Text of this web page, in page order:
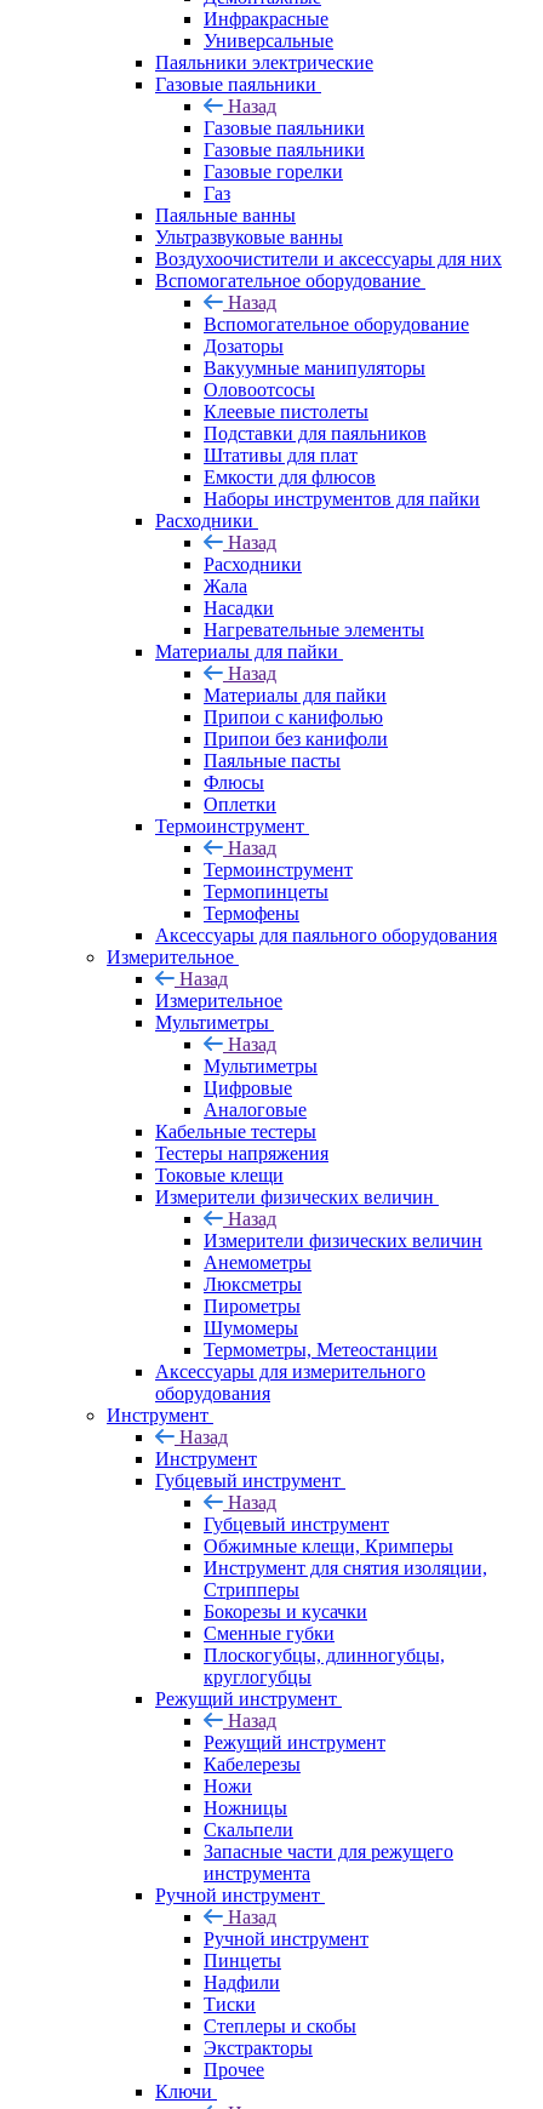
Инфракрасные
Универсальные
Паяльники электрические
Газовые паяльники
Назад
Газовые паяльники
Газовые паяльники
Газовые горелки
Газ
Паяльные ванны
Ультразвуковые ванны
Воздухоочистители и аксессуары для них
Вспомогательное оборудование
Назад
Вспомогательное оборудование
Дозаторы
Вакуумные манипуляторы
Оловоотсосы
Клеевые пистолеты
Подставки для паяльников
Штативы для плат
Емкости для флюсов
Наборы инструментов для пайки
Расходники
Назад
Расходники
Жала
Насадки
Нагревательные элементы
Материалы для пайки
Назад
Материалы для пайки
Припои с канифолью
Припои без канифоли
Паяльные пасты
Флюсы
Оплетки
Термоинструмент
Назад
Термоинструмент
Термопинцеты
Термофены
Аксессуары для паяльного оборудования
Измерительное
Назад
Измерительное
Мультиметры
Назад
Мультиметры
Цифровые
Аналоговые
Кабельные тестеры
Тестеры напряжения
Токовые клещи
Измерители физических величин
Назад
Измерители физических величин
Анемометры
Люксметры
Пирометры
Шумомеры
Термометры, Метеостанции
Аксессуары для измерительного
оборудования
Инструмент
Назад
Инструмент
Губцевый инструмент
Назад
Губцевый инструмент
Обжимные клещи, Кримперы
Инструмент для снятия изоляции,
Стрипперы
Бокорезы и кусачки
Сменные губки
Плоскогубцы, длинногубцы,
круглогубцы
Режущий инструмент
Назад
Режущий инструмент
Кабелерезы
Ножи
Ножницы
Скальпели
Запасные части для режущего
инструмента
Ручной инструмент
Назад
Ручной инструмент
Пинцеты
Надфили
Тиски
Степлеры и скобы
Экстракторы
Прочее
Ключи